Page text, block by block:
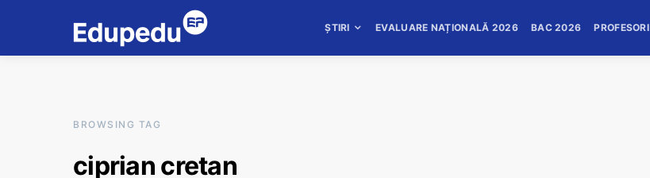
ȘTIRI EVALUARE NAȚIONALĂ 2026 BAC 2026 PROFESORI
BROWSING TAG
ciprian cretan